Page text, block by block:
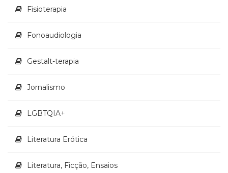
(21)
Treinamento
RH
Turismo
Vida
Fisioterapia
Fonoaudiologia
Gestalt-terapia
Jornalismo
LGBTQIA+
Literatura Erótica
Literatura, Ficção, Ensaios